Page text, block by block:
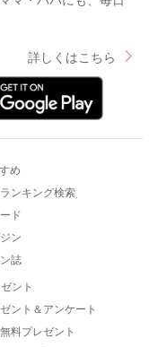
詳しくはこちら
め
ンキング検索
ド
ン
誌
ント
ント＆アンケート
料プレゼント